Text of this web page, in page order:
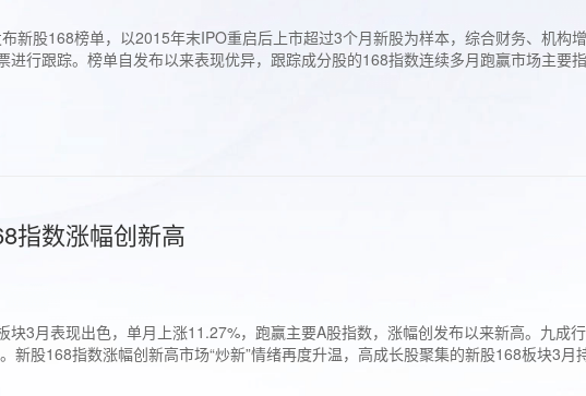
新股168榜单，以2015年末IPO重启后上市超过3个月新股为样本，综合财务、机构
进行跟踪。榜单自发布以来表现优异，跟踪成分股的168指数连续多月跑赢市场主要
指数涨幅创新高
块3月表现出色，单月上涨11.27%，跑赢主要A股指数，涨幅创发布以来新高。九成
新股168指数涨幅创新高市场“炒新”情绪再度升温，高成长股聚集的新股168板块3月